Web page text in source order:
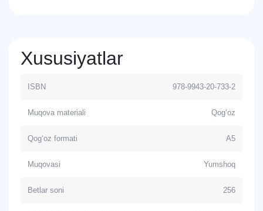
Xususiyatlar
ISBN 978-9943-20-733-2
Muqova materiali Qog‘oz
Qog‘oz formati A5
Muqovasi Yumshoq
Betlar soni 256